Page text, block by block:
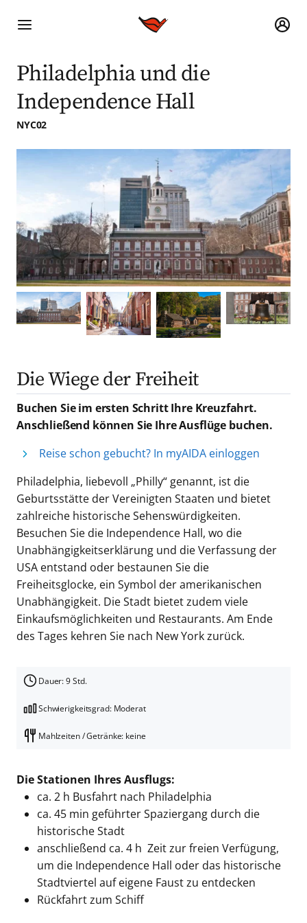
Philadelphia und die
Independence Hall
NYC02
Die Wiege der Freiheit
Buchen Sie im ersten Schritt Ihre Kreuzfahrt.
Anschließend können Sie Ihre Ausflüge buchen.
Reise schon gebucht? In myAIDA einloggen
Philadelphia, liebevoll „Philly“ genannt, ist die
Geburtsstätte der Vereinigten Staaten und bietet
zahlreiche historische Sehenswürdigkeiten.
Besuchen Sie die Independence Hall, wo die
Unabhängigkeitserklärung und die Verfassung der
USA entstand oder bestaunen Sie die
Freiheitsglocke, ein Symbol der amerikanischen
Unabhängigkeit. Die Stadt bietet zudem viele
Einkaufsmöglichkeiten und Restaurants. Am Ende
des Tages kehren Sie nach New York zurück.
Dauer: 9 Std.
Schwierigkeitsgrad: Moderat
Mahlzeiten / Getränke: keine
Die Stationen Ihres Ausflugs:
ca. 2 h Busfahrt nach Philadelphia
ca. 45 min geführter Spaziergang durch die
historische Stadt
anschließend ca. 4 h Zeit zur freien Verfügung,
um die Independence Hall oder das historische
Stadtviertel auf eigene Faust zu entdecken
Rückfahrt zum Schiff